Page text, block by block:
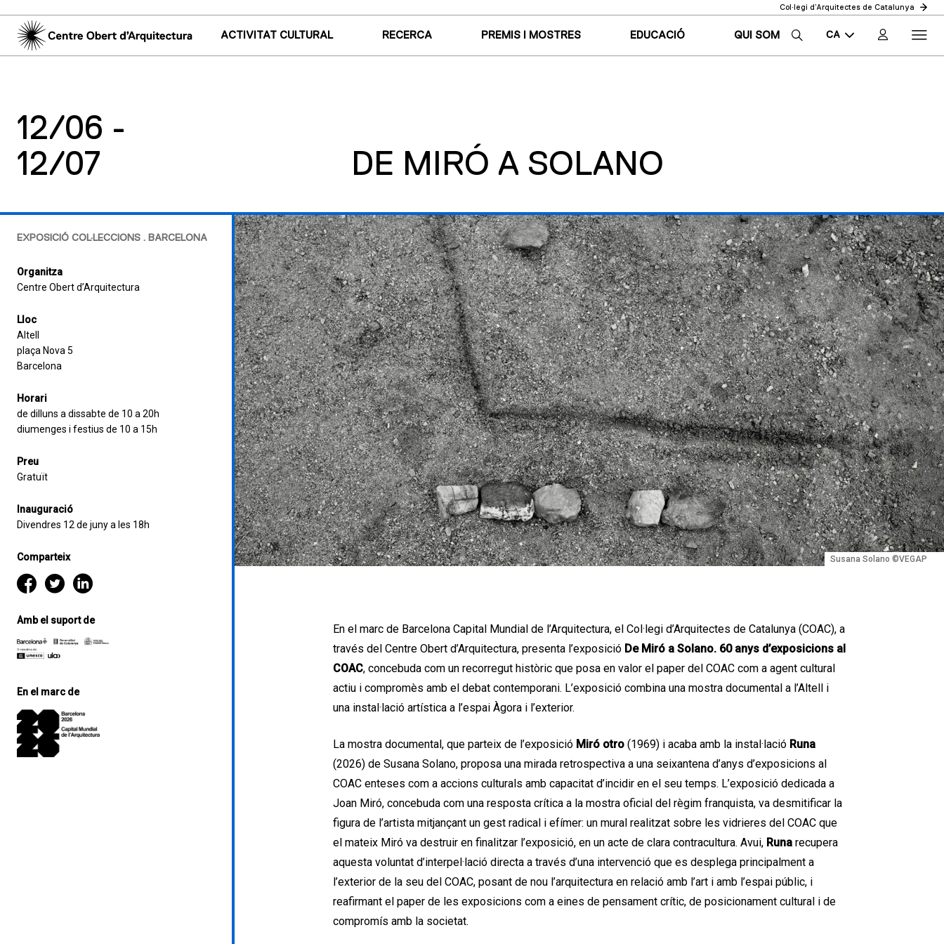
Col·legi d’Arquitectes de Catalunya
ACTIVITAT CULTURAL RECERCA PREMIS I MOSTRES EDUCACIÓ QUI SOM
CA
ES
12/06 -
12/07
DE MIRÓ A SOLANO
EXPOSICIÓ COL·LECCIONS . BARCELONA
Organitza
Centre Obert d’Arquitectura
Lloc
Altell
plaça Nova 5
Barcelona
Horari
de dilluns a dissabte de 10 a 20h
diumenges i festius de 10 a 15h
Preu
Gratuït
Inauguració
Divendres 12 de juny a les 18h
Comparteix
Amb el suport de
En el marc de
Susana Solano ©VEGAP
En el marc de Barcelona Capital Mundial de l’Arquitectura, el Col·legi d’Arquitectes de Catalunya (COAC), a
través del Centre Obert d’Arquitectura, presenta l’exposició De Miró a Solano. 60 anys d’exposicions al
COAC, concebuda com un recorregut històric que posa en valor el paper del COAC com a agent cultural
actiu i compromès amb el debat contemporani. L’exposició combina una mostra documental a l’Altell i
una instal·lació artística a l’espai Àgora i l’exterior.
La mostra documental, que parteix de l’exposició Miró otro (1969) i acaba amb la instal·lació Runa
(2026) de Susana Solano, proposa una mirada retrospectiva a una seixantena d’anys d’exposicions al
COAC enteses com a accions culturals amb capacitat d’incidir en el seu temps. L’exposició dedicada a
Joan Miró, concebuda com una resposta crítica a la mostra oficial del règim franquista, va desmitificar la
figura de l’artista mitjançant un gest radical i efímer: un mural realitzat sobre les vidrieres del COAC que
el mateix Miró va destruir en finalitzar l’exposició, en un acte de clara contracultura. Avui, Runa recupera
aquesta voluntat d’interpel·lació directa a través d’una intervenció que es desplega principalment a
l’exterior de la seu del COAC, posant de nou l’arquitectura en relació amb l’art i amb l’espai públic, i
reafirmant el paper de les exposicions com a eines de pensament crític, de posicionament cultural i de
compromís amb la societat.